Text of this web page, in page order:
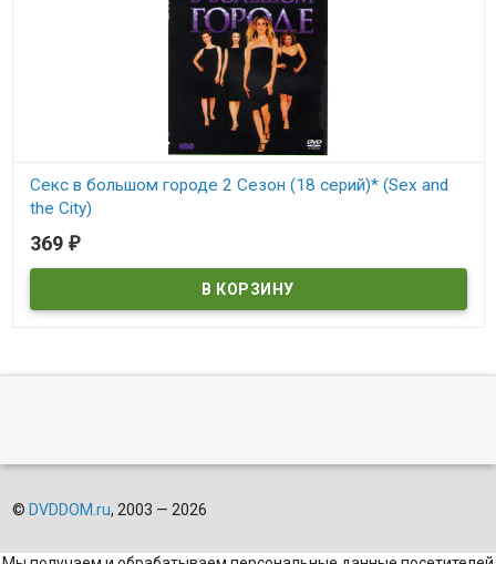
Секс в большом городе 2 Сезон (18 серий)* (Sex and
the City)
В наличии
369 ₽
© DVDDOM.ru, 2003 — 2026